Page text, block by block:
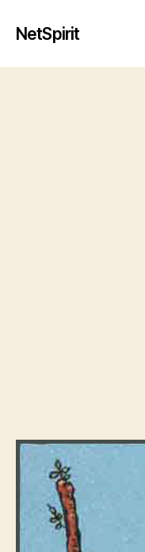
NetSpirit